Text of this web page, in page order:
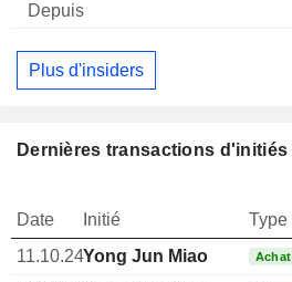
Plus d'insiders
Dernières transactions d'initiés
Date Initié Type
11.10.24Yong Jun Miao Achat